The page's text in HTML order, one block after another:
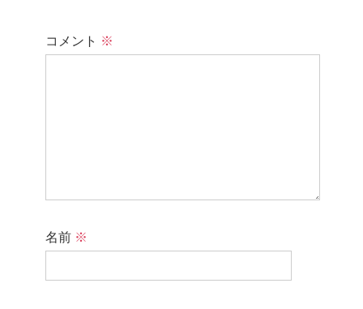
コメント ※
名前 ※